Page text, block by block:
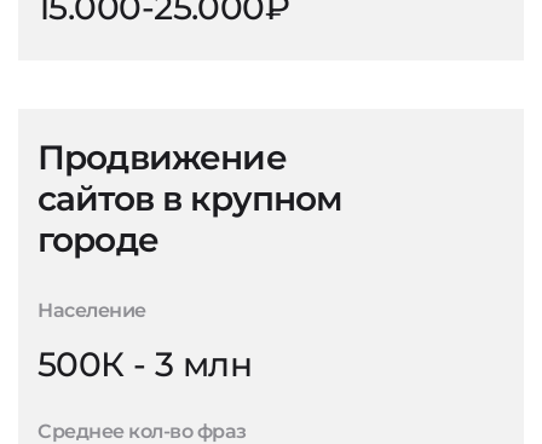
Продвижение
сайтов в крупном
городе
Население
500К - 3 млн
Среднее кол-во фраз